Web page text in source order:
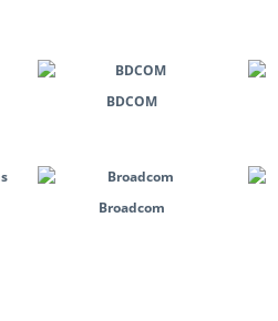
BDCOM
Broadcom